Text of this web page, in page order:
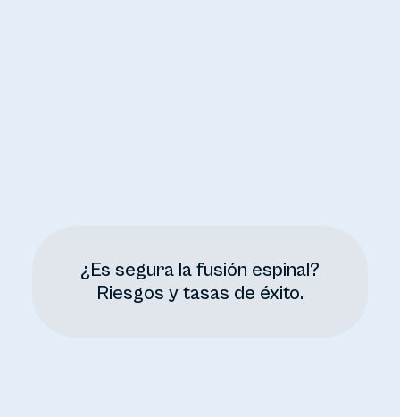
¿Es segura la fusión espinal?
Riesgos y tasas de éxito.